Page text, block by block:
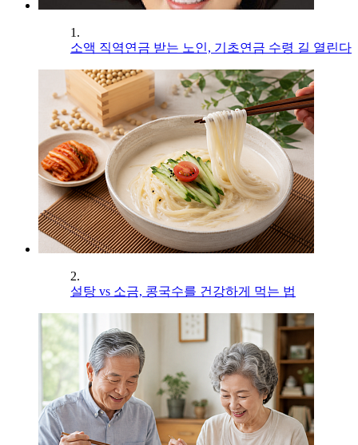
1.
소액 직역연금 받는 노인, 기초연금 수령 길 열린다
2.
설탕 vs 소금, 콩국수를 건강하게 먹는 법